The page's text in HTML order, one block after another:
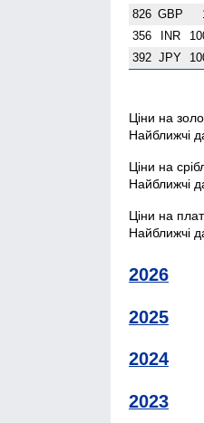
826 GBP
356 INR
392 JPY
Ціни на
Найближчі
Ціни на
Найближчі
Ціни на
Найближчі
2026
2025
2024
2023